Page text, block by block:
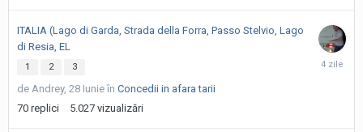
10
ore
ITALIA (Lago di Garda, Strada della Forra, Passo Stelvio, Lago
di Resia, EL
1 2 3
de Andrey, 28 Iunie în Concedii in afara tarii
70 replici 5.027 vizualizări
luni